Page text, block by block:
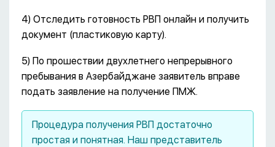
4) Отследить готовность РВП онлайн и получить
документ (пластиковую карту).
5) По прошествии двухлетнего непрерывного
пребывания в Азербайджане заявитель вправе
подать заявление на получение ПМЖ.
Процедура получения РВП достаточно
простая и понятная. Наш представитель